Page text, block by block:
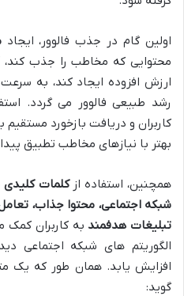
اولین گام در جذب فالوور، ایجاد
محتوایی که مخاطب را جذب
ارزش افزوده ایجاد کند، به
رشد طبیعی فالوور می گردد.
کاربران و دریافت بازخورد
بهتر با نیازهای مخاطب تطبیق
همچنین، استفاده ازکلمات کلیدی
شبکه اجتماعی، محتوا جذاب،
تبلیغات هدفمندبه کاربران کمک
الگوریتم های شبکه اجتماعی
افزایش یابد. همان طور که
گوید: